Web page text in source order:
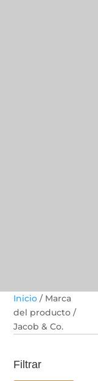
Inicio / Marca
del producto /
Jacob & Co.
Filtrar